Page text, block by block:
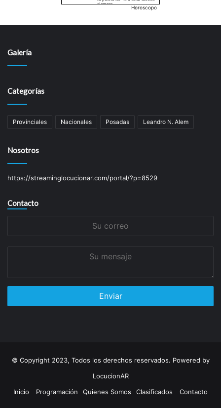
Horoscopo
Galería
Categorías
Provinciales Nacionales Posadas Leandro N. Alem
Nosotros
https://streaminglocucionar.com/portal/?p=8529
Contacto
© Copyright 2023, Todos los derechos reservados. Powered by
LocucionAR
Inicio
Programación Quienes Somos Clasificados Contacto